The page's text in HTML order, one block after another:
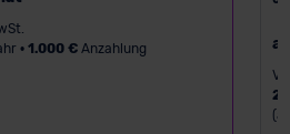
• 1.000 €Anzahlung
24